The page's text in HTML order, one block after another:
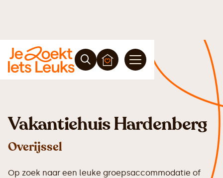
Vakantiehuis Hardenberg
Overijssel
Op zoek naar een leuke groepsaccommodatie of